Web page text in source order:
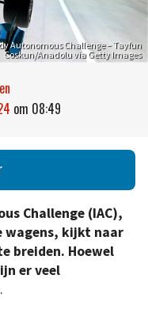
Autonomous Challenge – Tayfun
Coskun/Anadolu via Getty Images
om 08:49
Challenge (IAC),
wagens, kijkt naar
breiden. Hoewel
er veel
.